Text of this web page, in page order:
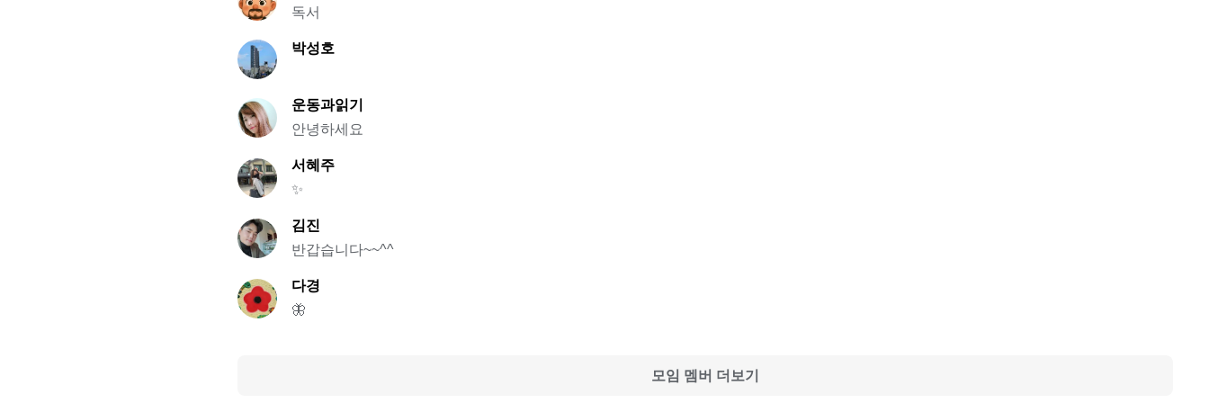
독서
박성호
운동과읽기
안녕하세요
서혜주
✨
김진
반갑습니다~~^^
다경
🦋
모임 멤버 더보기